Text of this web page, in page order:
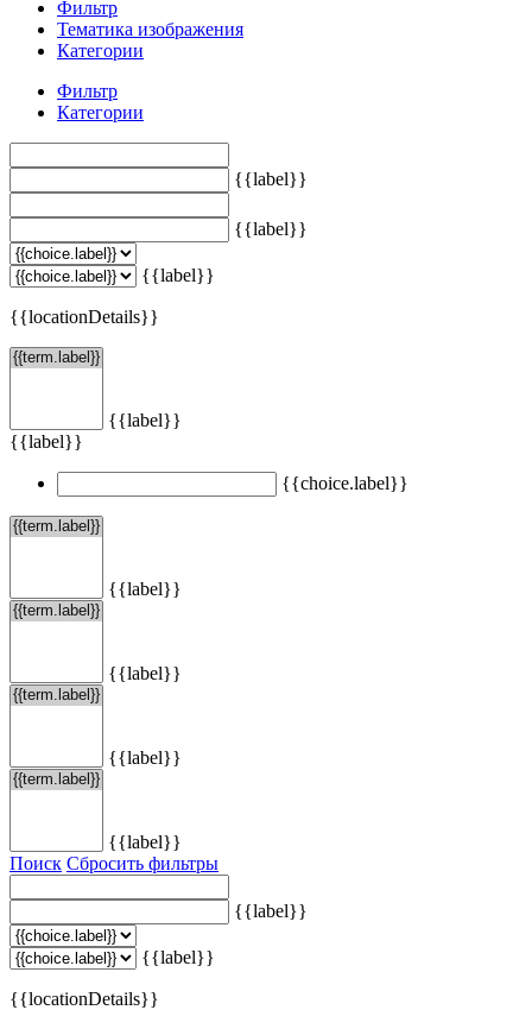
Фильтр
Тематика изображения
Категории
Фильтр
Категории
{{label}}
{{label}}
{{label}}
{{locationDetails}}
{{label}}
{{label}}
{{choice.label}}
{{label}}
{{label}}
{{label}}
{{label}}
Поиск Сбросить фильтры
{{label}}
{{label}}
{{locationDetails}}